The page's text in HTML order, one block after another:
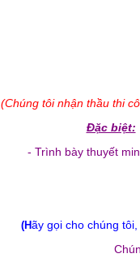
(Chúng tôi nhận thầu thi
Đặc biệt:
- Trình bày thuyết
(Hãy gọi cho chúng tôi,